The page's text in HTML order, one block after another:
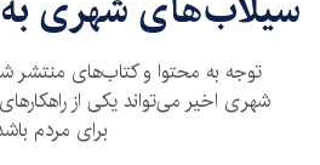
توجه به محتوا و کتاب‌های منتشر
شهری اخیر می‌تواند یکی از
برای مردم